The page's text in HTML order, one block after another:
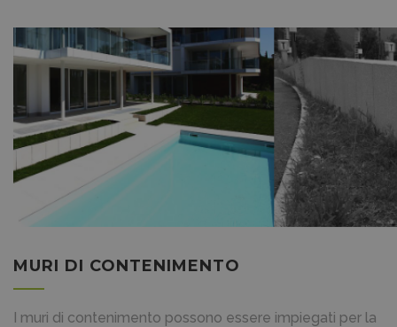
MURI DI CONTENIMENTO
I muri di contenimento possono essere impiegati per la